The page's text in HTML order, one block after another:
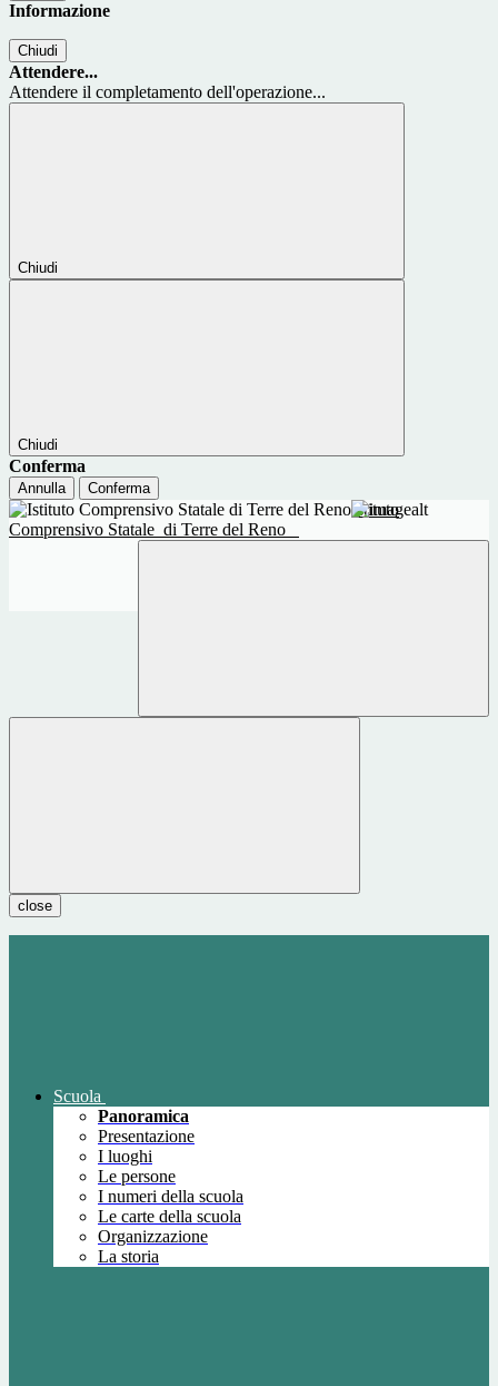
Informazione
Chiudi
Attendere...
Attendere il completamento dell'operazione...
Chiudi
Chiudi
Conferma
Annulla Conferma
Istituto
Comprensivo Statale di Terre del Reno
close
Scuola
Panoramica
Presentazione
I luoghi
Le persone
I numeri della scuola
Le carte della scuola
Organizzazione
La storia